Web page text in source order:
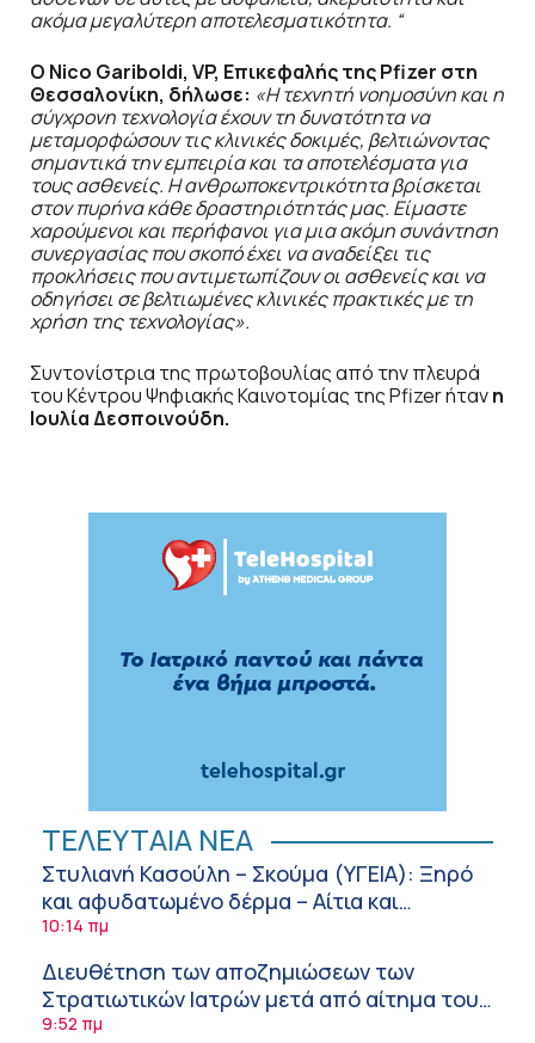
ακόμα μεγαλύτερη αποτελεσματικότητα. “
O Nico Gariboldi, VP, Επικεφαλής της Pfizer στη
Θεσσαλονίκη, δήλωσε: «Η τεχνητή νοημοσύνη και η
σύγχρονη τεχνολογία έχουν τη δυνατότητα να
μεταμορφώσουν τις κλινικές δοκιμές, βελτιώνοντας
σημαντικά την εμπειρία και τα αποτελέσματα για
τους ασθενείς. Η ανθρωποκεντρικότητα βρίσκεται
στον πυρήνα κάθε δραστηριότητάς μας. Είμαστε
χαρούμενοι και περήφανοι για μια ακόμη συνάντηση
συνεργασίας που σκοπό έχει να αναδείξει τις
προκλήσεις που αντιμετωπίζουν οι ασθενείς και να
οδηγήσει σε βελτιωμένες κλινικές πρακτικές με τη
χρήση της τεχνολογίας».
Συντονίστρια της πρωτοβουλίας από την πλευρά
του Κέντρου Ψηφιακής Καινοτομίας της Pfizer ήτανη
Ιουλία Δεσποινούδη.
ΤΕΛΕΥΤΑΙΑ ΝΕΑ
Στυλιανή Κασούλη – Σκούμα (ΥΓΕΙΑ): Ξηρό
και αφυδατωμένο δέρμα – Αίτια και
αντιμετώπιση
10:14 πμ
Διευθέτηση των αποζημιώσεων των
Στρατιωτικών Ιατρών μετά από αίτημα του
ΙΣΑ
9:52 πμ